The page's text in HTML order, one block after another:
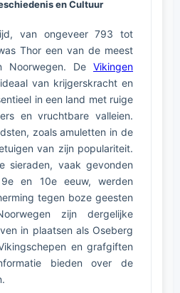
en Cultuur
van ongeveer 793 tot
Thor een van de meest
Noorwegen. De Vikingen
van krijgerskracht en
in een land met ruige
en vruchtbare valleien.
zoals amuletten in de
van zijn populariteit.
sieraden, vaak gevonden
en 10e eeuw, werden
tegen boze geesten
zijn dergelijke
in plaatsen als Oseberg
en grafgiften
bieden over de